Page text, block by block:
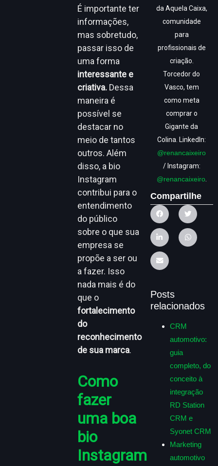
É importante ter
informações,
mas sobretudo,
passar isso de
uma forma
interessante e
criativa. Dessa
maneira é
possível se
destacar no
meio de tantos
outros. Além
disso, a bio
Instagram
contribui para o
entendimento
do público
sobre o que sua
empresa se
propõe a ser ou
a fazer. Isso
nada mais é do
que o
fortalecimento
do
reconhecimento
de sua marca.
Como
fazer
uma boa
bio
Instagram
da Aquela Caixa,
comunidade
para
profissionais de
criação.
Torcedor do
Vasco, tem
como meta
comprar o
Gigante da
Colina. LinkedIn:
@renancaixeiro
/ Instagram:
@renancaixeiro.
Compartilhe
Posts
relacionados
CRM
automotivo:
guia
completo, do
conceito à
integração
RD Station
CRM e
Syonet CRM
Marketing
automotivo